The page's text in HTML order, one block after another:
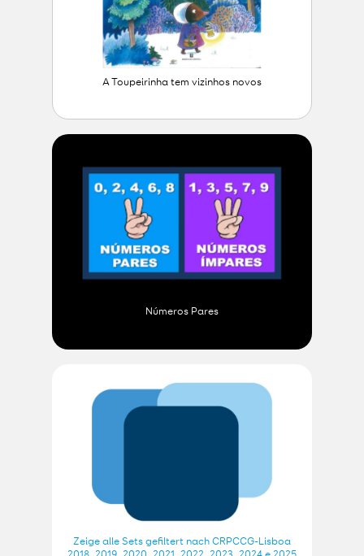
A Toupeirinha tem vizinhos novos
Números Pares
Zeige alle Sets gefiltert nach CRPCCG-Lisboa